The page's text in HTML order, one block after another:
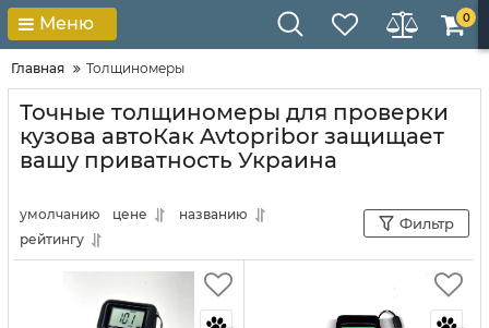
Меню 0
Главная Толщиномеры
Точные толщиномеры для проверки
кузова автоКак Avtopribor защищает
вашу приватность Украина
умолчанию цене
названию
рейтингу
Фильтр